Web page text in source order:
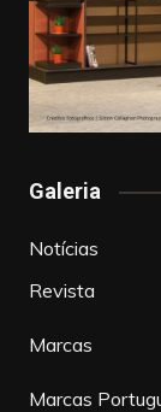
Galeria
Notícias
Revista
Marcas
Marcas